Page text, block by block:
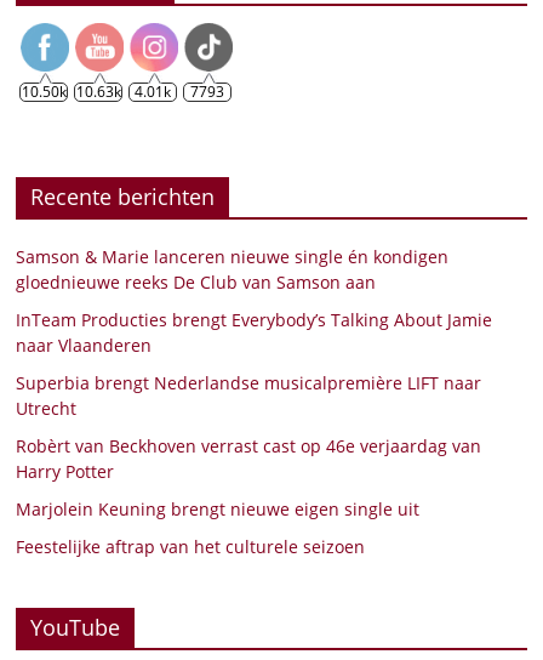
10.50k 10.63k 4.01k 7793
Recente berichten
Samson & Marie lanceren nieuwe single én kondigen
gloednieuwe reeks De Club van Samson aan
InTeam Producties brengt Everybody’s Talking About Jamie
naar Vlaanderen
Superbia brengt Nederlandse musicalpremière LIFT naar
Utrecht
Robèrt van Beckhoven verrast cast op 46e verjaardag van
Harry Potter
Marjolein Keuning brengt nieuwe eigen single uit
Feestelijke aftrap van het culturele seizoen
YouTube